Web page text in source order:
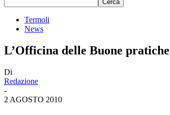
Termoli
News
L’Officina delle Buone
Di
Redazione
-
2 AGOSTO 2010